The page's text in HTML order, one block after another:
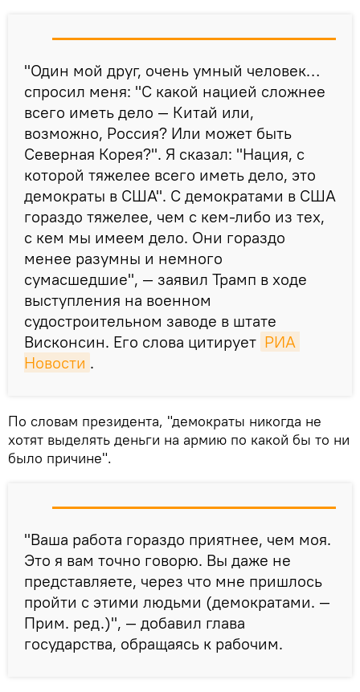
"Один мой друг, очень умный человек…
спросил меня: "С какой нацией сложнее
всего иметь дело — Китай или,
возможно, Россия? Или может быть
Северная Корея?". Я сказал: "Нация, с
которой тяжелее всего иметь дело, это
демократы в США". С демократами в США
гораздо тяжелее, чем с кем-либо из тех,
с кем мы имеем дело. Они гораздо
менее разумны и немного
сумасшедшие", — заявил Трамп в ходе
выступления на военном
судостроительном заводе в штате
Висконсин. Его слова цитирует РИА
Новости .
По словам президента, "демократы никогда не
хотят выделять деньги на армию по какой бы то ни
было причине".
"Ваша работа гораздо приятнее, чем моя.
Это я вам точно говорю. Вы даже не
представляете, через что мне пришлось
пройти с этими людьми (демократами. —
Прим. ред.)", — добавил глава
государства, обращаясь к рабочим.